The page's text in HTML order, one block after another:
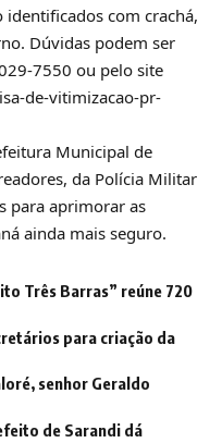
identificados com crachá,
Dúvidas podem ser
7550 ou pelo site
de-vitimizacao-pr-
Municipal de
da Polícia Militar
para aprimorar as
ainda mais seguro.
Três Barras” reúne 720
para criação da
senhor Geraldo
de Sarandi dá